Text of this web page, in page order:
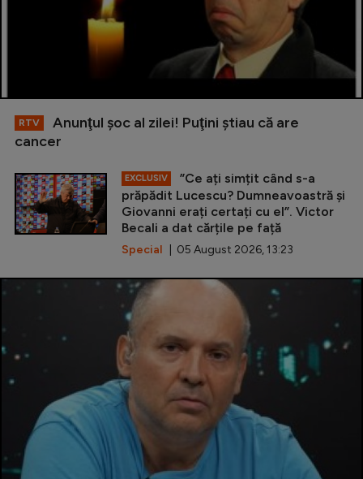
RTV
Anunţul şoc al zilei! Puţini ştiau că are
cancer
EXCLUSIV
”Ce ați simțit când s-a
prăpădit Lucescu? Dumneavoastră și
Giovanni erați certați cu el”. Victor
Becali a dat cărțile pe față
Special | 05 August 2026, 13:23